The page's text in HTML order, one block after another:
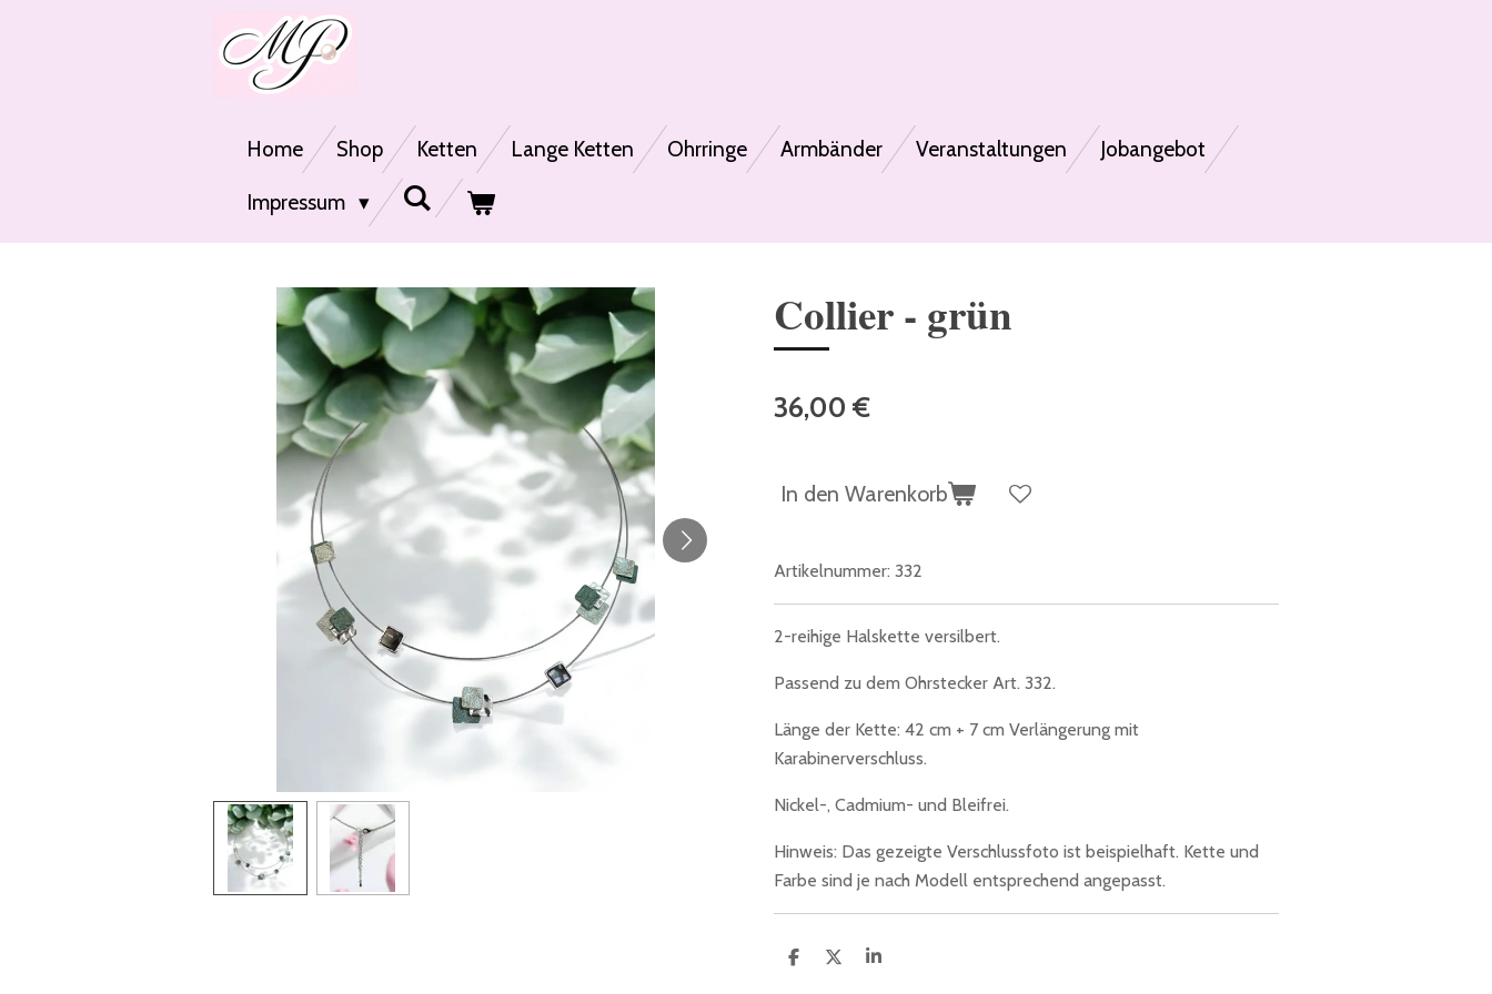
Home Shop Ketten Lange Ketten Ohrringe Armbänder Veranstaltungen Jobangebot
Impressum
Collier - grün
36,00 €
In den Warenkorb
Artikelnummer: 332
2-reihige Halskette versilbert.
Passend zu dem Ohrstecker Art. 332.
Länge der Kette: 42 cm + 7 cm Verlängerung mit
Karabinerverschluss.
Nickel-, Cadmium- und Bleifrei.
Hinweis: Das gezeigte Verschlussfoto ist beispielhaft. Kette und
Farbe sind je nach Modell entsprechend angepasst.
T
T
T